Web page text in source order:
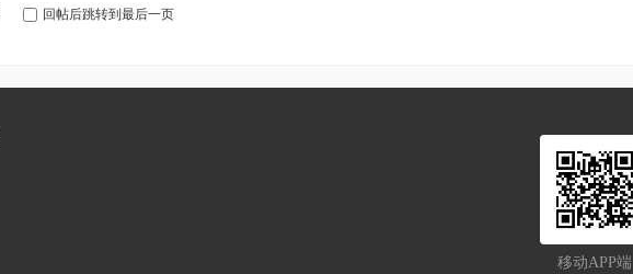
回帖后跳转到最后一页
移动APP端